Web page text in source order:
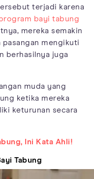
terjadi karena
bayi tabung
mereka semakin
pasangan mengikuti
berhasilnya juga
muda yang
ketika mereka
keturunan secara
Ini Kata Ahli!
Tabung